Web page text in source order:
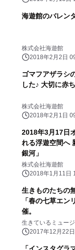
海遊館のバレン
株式会社海遊館
2018年2月2日
ゴマフアザラシ
した♪ 大切に赤
株式会社海遊館
2018年2月1日
2018年3月17日
れる浮遊空間へ
銀河」
株式会社海遊館
2018年1月11日
生きものたちの
「春の七草エン
催。
生きているミュー
2017年12月22